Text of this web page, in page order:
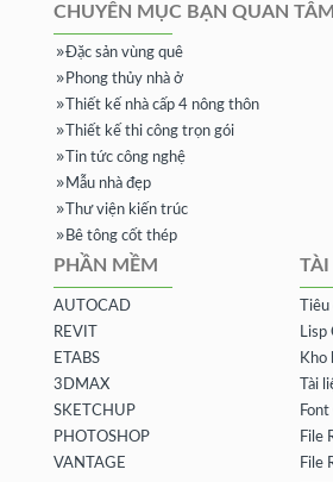
CHUYÊN MỤC BẠN QUAN TÂM
Đặc sản vùng quê
Phong thủy nhà ở
Thiết kế nhà cấp 4 nông thôn
Thiết kế thi công trọn gói
Tin tức công nghệ
Mẫu nhà đẹp
Thư viện kiến trúc
Bê tông cốt thép
PHẦN MỀM
AUTOCAD
REVIT
ETABS
3DMAX
SKETCHUP
PHOTOSHOP
VANTAGE
TÀI
Lisp
Kho
Tài
File
File